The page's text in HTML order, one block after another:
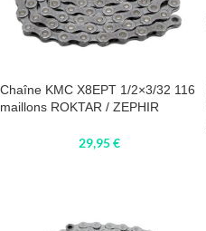
Chaîne KMC X8EPT 1/2×3/32 116
maillons ROKTAR / ZEPHIR
29,95€